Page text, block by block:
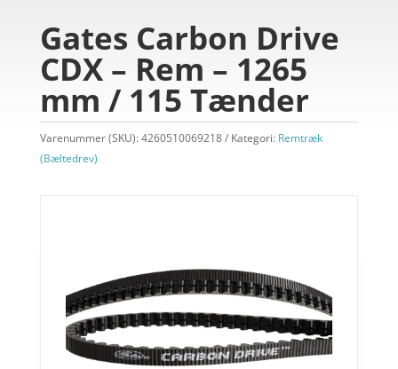
Gates Carbon Drive
CDX – Rem – 1265
mm / 115 Tænder
Varenummer (SKU):4260510069218 Kategori: Remtræk
(Bæltedrev)